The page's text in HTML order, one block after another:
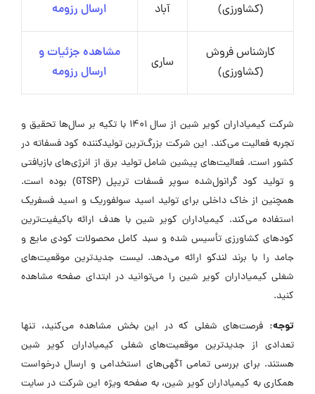
(کشاورزی)
آباد
ارسال رزومه
کارشناس فروش
(کشاورزی)
ساری
مشاهده جزئیات و
ارسال رزومه
شرکت کیمیا‌داران کویر شین از سال 1401 با تکیه بر سال‌ها تحقیق و
تجربه فعالیت می‌کند. این شرکت بزرگ‌ترین تولیدکننده کود فسفاته در
کشور است. فعالیت‌های پیشین شامل تولید برق از انرژی‌های بازیافتی
و تولید کود گرانول‌شده سوپر فسفات تریپل (GTSP) بوده است.
همچنین از خاک داخلی برای تولید اسید سولفوریک و اسید فسفریک
استفاده می‌کند. کیمیا‌داران کویر شین با هدف ارائه باکیفیت‌ترین
کودهای کشاورزی تأسیس شده و سبد کامل محصولات کودی مایع و
جامد را با برند لندکو ارائه می‌دهد. لیست جدیدترین موقعیت‌های
شغلی کیمیاداران کویر شین را می‌توانید در ابتدای صفحه مشاهده
کنید.
توجه: فرصت‌های شغلی که در این بخش مشاهده می‌کنید، تنها
تعدادی از جدیدترین موقعیت‌های شغلی کیمیاداران کویر شین
هستند. برای بررسی تمامی آگهی‌های استخدامی و ارسال درخواست
همکاری به کیمیاداران کویر شین، به صفحه ویژه این شرکت در سایت